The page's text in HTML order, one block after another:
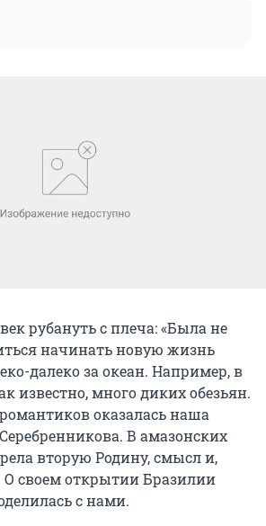
рубануть с плеча: «Была не
начинать новую жизнь
далеко за океан. Например, в
известно, много диких обезьян.
оказалась наша
В амазонских
вторую Родину, смысл и,
О своем открытии Бразилии
с нами.